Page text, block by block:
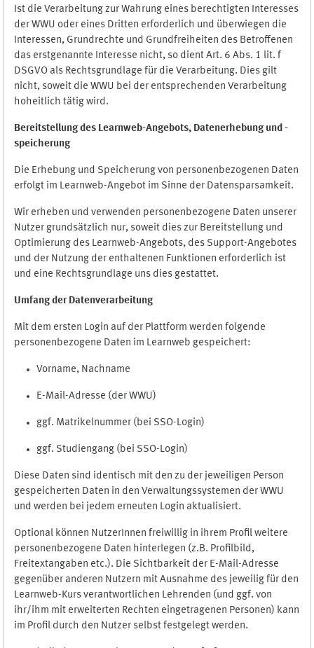
Ist die Verarbeitung zur Wahrung eines berechtigten Interesses
der WWU oder eines Dritten erforderlich und überwiegen die
Interessen, Grundrechte und Grundfreiheiten des Betroffenen
das erstgenannte Interesse nicht, so dient Art. 6 Abs. 1 lit. f
DSGVO als Rechtsgrundlage für die Verarbeitung. Dies gilt
nicht, soweit die WWU bei der entsprechenden Verarbeitung
hoheitlich tätig wird.
Bereitstellung des Learnweb-Angebots, Datenerhebung und -
speicherung
Die Erhebung und Speicherung von personenbezogenen Daten
erfolgt im Learnweb-Angebot im Sinne der Datensparsamkeit.
Wir erheben und verwenden personenbezogene Daten unserer
Nutzer grundsätzlich nur, soweit dies zur Bereitstellung und
Optimierung des Learnweb-Angebots, des Support-Angebotes
und der Nutzung der enthaltenen Funktionen erforderlich ist
und eine Rechtsgrundlage uns dies gestattet.
Umfang der Datenverarbeitung
Mit dem ersten Login auf der Plattform werden folgende
personenbezogene Daten im Learnweb gespeichert:
Vorname, Nachname
E-Mail-Adresse (der WWU)
ggf. Matrikelnummer (bei SSO-Login)
ggf. Studiengang (bei SSO-Login)
Diese Daten sind identisch mit den zu der jeweiligen Person
gespeicherten Daten in den Verwaltungssystemen der WWU
und werden bei jedem erneuten Login aktualisiert.
Optional können NutzerInnen freiwillig in ihrem Profil weitere
personenbezogene Daten hinterlegen (z.B. Profilbild,
Freitextangaben etc.). Die Sichtbarkeit der E-Mail-Adresse
gegenüber anderen Nutzern mit Ausnahme des jeweilig für den
Learnweb-Kurs verantwortlichen Lehrenden (und ggf. von
ihr/ihm mit erweiterten Rechten eingetragenen Personen) kann
im Profil durch den Nutzer selbst festgelegt werden.